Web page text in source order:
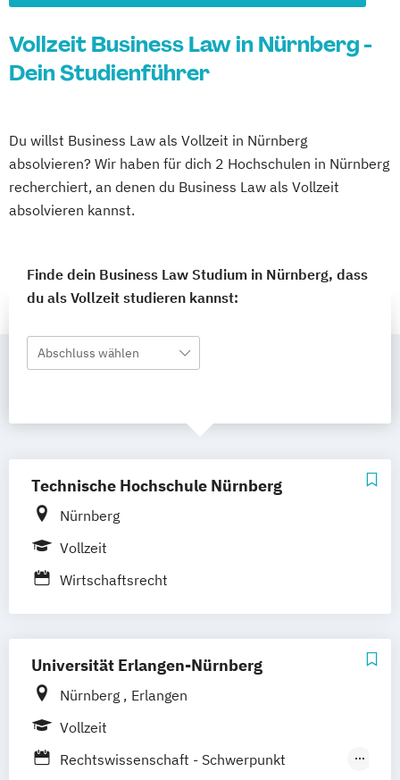
Vollzeit Business Law in Nürnberg -
Dein Studienführer
Du willst Business Law als Vollzeit in Nürnberg
absolvieren? Wir haben für dich 2 Hochschulen in Nürnberg
recherchiert, an denen du Business Law als Vollzeit
absolvieren kannst.
Finde dein Business Law Studium in Nürnberg, dass
du als Vollzeit studieren kannst:
Abschluss wählen
Technische Hochschule Nürnberg
Nürnberg
Vollzeit
Wirtschaftsrecht
Universität Erlangen-Nürnberg
Nürnberg
Erlangen
Vollzeit
Rechtswissenschaft - Schwerpunkt